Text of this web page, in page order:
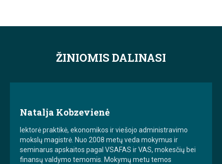
ŽINIOMIS DALINASI
Natalja Kobzevienė
lektorė praktikė, ekonomikos ir viešojo administravimo
mokslų magistrė. Nuo 2008 metų veda mokymus ir
seminarus apskaitos pagal VSAFAS ir VAS, mokesčių bei
finansų valdymo temomis. Mokymų metu temos